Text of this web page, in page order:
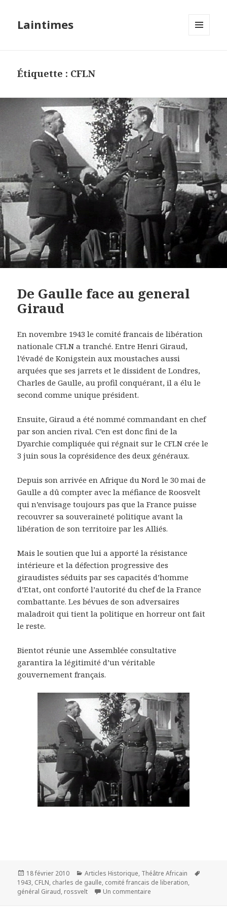
Laintimes
Étiquette : CFLN
De Gaulle face au general
Giraud
En novembre 1943 le comité francais de libération
nationale CFLN a tranché. Entre Henri Giraud,
l’évadé de Konigstein aux moustaches aussi
arquées que ses jarrets et le dissident de Londres,
Charles de Gaulle, au profil conquérant, il a élu le
second comme unique président.
Ensuite, Giraud a été nommé commandant en chef
par son ancien rival. C’en est donc fini de la
Dyarchie compliquée qui régnait sur le CFLN crée le
3 juin sous la coprésidence des deux généraux.
Depuis son arrivée en Afrique du Nord le 30 mai de
Gaulle a dû compter avec la méfiance de Roosvelt
qui n’envisage toujours pas que la France puisse
recouvrer sa souveraineté politique avant la
libération de son territoire par les Alliés.
Mais le soutien que lui a apporté la résistance
intérieure et la défection progressive des
giraudistes séduits par ses capacités d’homme
d’Etat, ont conforté l’autorité du chef de la France
combattante. Les bévues de son adversaires
maladroit qui tient la politique en horreur ont fait
le reste.
Bientot réunie une Assemblée consultative
garantira la légitimité d’un véritable
gouvernement français.
Publié
le
18 février 2010 Catégories
Articles Historique, Théâtre Africain
1943, CFLN, charles de gaulle, comité francais de liberation,
général Giraud, rossvelt Un commentaire